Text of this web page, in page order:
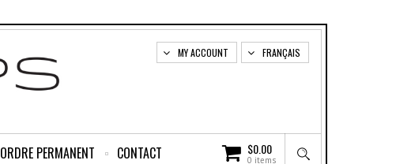
FRANÇAIS
MY ACCOUNT
$0.00
0 items
ORDRE PERMANENT CONTACT